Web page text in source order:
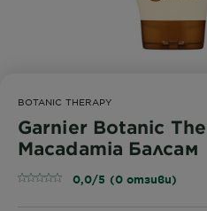
BOTANIC THERAPY
Garnier Botanic
Macadamia Балсам
0,0/5 (0 отзиви)